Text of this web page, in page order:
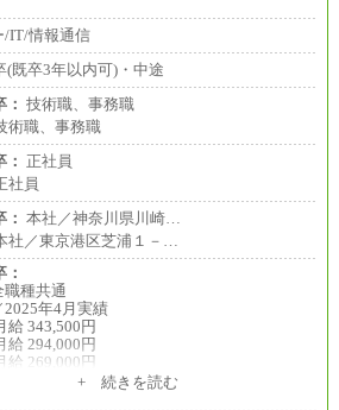
兵庫〉200,000 円
〉194,500 円 〈福
円
み（地域手当なし）
中も給与変更なし
社】
総合職
円～(※1)、247,000円～(※2)、242,000円
円～(※4)、237,000円～（※5）
律地域手当を含んだ金額を表示
円、※2…33,000円、※3…28,000円、
円、※5…23,000円）
中も給与変更なし
基幹職
奈川〉月給219,000 円～ 〈大阪・兵庫〉
円～
給194,500 円～ 〈福岡〉月給185,000 円～
域手当なし
間中も給与変更なし
/IT/情報通信
(既卒3年以内可)・中途
技術職、事務職
術職、事務職
正社員
社員
本社／神奈川県川崎…
社／東京港区芝浦１－…
職種共通
2025年4月実績
給 343,500円
給 294,000円
給 269,000円
間の給与に変更はございません
+ 続きを読む